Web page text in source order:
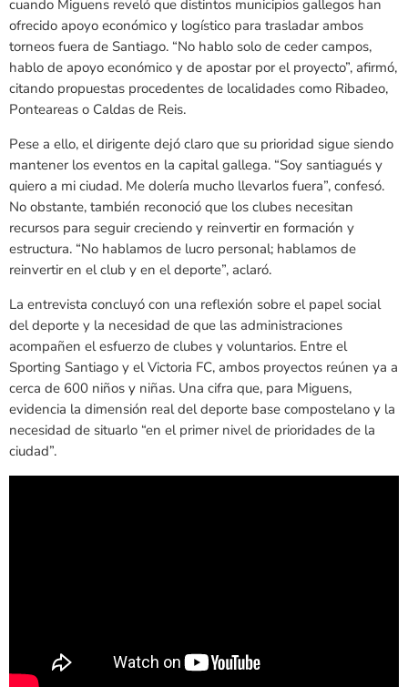
cuando Miguens reveló que distintos municipios gallegos han
ofrecido apoyo económico y logístico para trasladar ambos
torneos fuera de Santiago. “No hablo solo de ceder campos,
hablo de apoyo económico y de apostar por el proyecto”, afirmó,
citando propuestas procedentes de localidades como Ribadeo,
Ponteareas o Caldas de Reis.
Pese a ello, el dirigente dejó claro que su prioridad sigue siendo
mantener los eventos en la capital gallega. “Soy santiagués y
quiero a mi ciudad. Me dolería mucho llevarlos fuera”, confesó.
No obstante, también reconoció que los clubes necesitan
recursos para seguir creciendo y reinvertir en formación y
estructura. “No hablamos de lucro personal; hablamos de
reinvertir en el club y en el deporte”, aclaró.
La entrevista concluyó con una reflexión sobre el papel social
del deporte y la necesidad de que las administraciones
acompañen el esfuerzo de clubes y voluntarios. Entre el
Sporting Santiago y el Victoria FC, ambos proyectos reúnen ya a
cerca de 600 niños y niñas. Una cifra que, para Miguens,
evidencia la dimensión real del deporte base compostelano y la
necesidad de situarlo “en el primer nivel de prioridades de la
ciudad”.